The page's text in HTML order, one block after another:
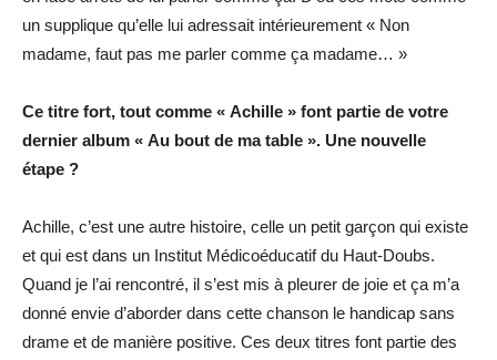
un supplique qu’elle lui adressait intérieurement « Non
madame, faut pas me parler comme ça madame… »
Ce titre fort, tout comme « Achille » font partie de votre
dernier album « Au bout de ma table ». Une nouvelle
étape ?
Achille, c’est une autre histoire, celle un petit garçon qui existe
et qui est dans un Institut Médicoéducatif du Haut-Doubs.
Quand je l’ai rencontré, il s’est mis à pleurer de joie et ça m’a
donné envie d’aborder dans cette chanson le handicap sans
drame et de manière positive. Ces deux titres font partie des